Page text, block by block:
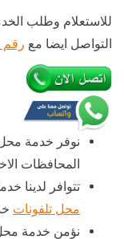
للاستعلام وطلب
التواصل ايضا مع رقم
نوفر خدمة
المحافظات
تتوافر لدينا
محل تلفونات
نؤمن خدمة محل